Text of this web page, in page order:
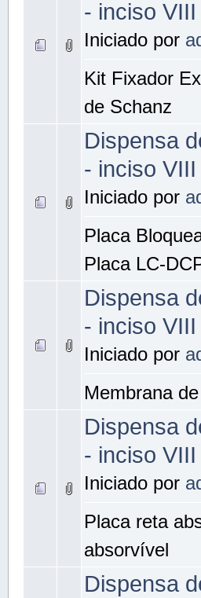
- inciso VIII
Iniciado por
Kit Fixador
de Schanz
Dispensa
- inciso VIII
Iniciado por
Placa
Placa LC-
Dispensa
- inciso VIII
Iniciado por
Membrana
Dispensa
- inciso VIII
Iniciado por
Placa reta
absorvível
Dispensa